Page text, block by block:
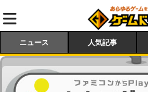
ニュース 人気記事